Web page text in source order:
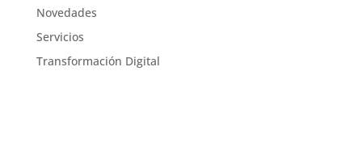
Novedades
Servicios
Transformación Digital